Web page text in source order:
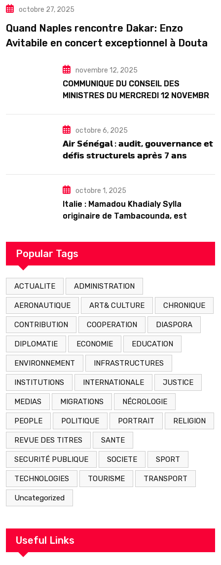
TOURISME
octobre 27, 2025
Quand Naples rencontre Dakar: Enzo
Avitabile en concert exceptionnel à Douta
novembre 12, 2025
COMMUNIQUE DU CONSEIL DES
MINISTRES DU MERCREDI 12 NOVEMBRE
octobre 6, 2025
𝗔𝗶𝗿 𝗦𝗲́𝗻𝗲́𝗴𝗮𝗹 : 𝗮𝘂𝗱𝗶𝘁, 𝗴𝗼𝘂𝘃𝗲𝗿𝗻𝗮𝗻𝗰𝗲 𝗲𝘁
𝗱𝗲́𝗳𝗶𝘀 𝘀𝘁𝗿𝘂𝗰𝘁𝘂𝗿𝗲𝗹𝘀 𝗮𝗽𝗿𝗲̀𝘀 7 𝗮𝗻𝘀
octobre 1, 2025
Italie : Mamadou Khadialy Sylla
originaire de Tambacounda, est
arrestation
Popular Tags
ACTUALITE ADMINISTRATION
AERONAUTIQUE ART& CULTURE CHRONIQUE
CONTRIBUTION COOPERATION DIASPORA
DIPLOMATIE ECONOMIE EDUCATION
ENVIRONNEMENT INFRASTRUCTURES
INSTITUTIONS INTERNATIONALE JUSTICE
MEDIAS MIGRATIONS NÉCROLOGIE
PEOPLE POLITIQUE PORTRAIT RELIGION
REVUE DES TITRES SANTE
SECURITÉ PUBLIQUE SOCIETE SPORT
TECHNOLOGIES TOURISME TRANSPORT
Uncategorized
Useful Links